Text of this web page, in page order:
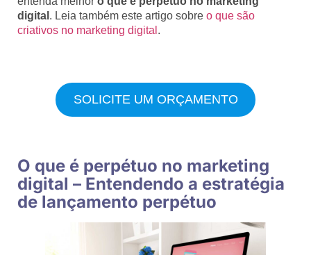
digital . Leia também este artigo sobre o que são
criativos no marketing digital .
SOLICITE UM ORÇAMENTO
O que é perpétuo no marketing
digital – Entendendo a estratégia
de lançamento perpétuo